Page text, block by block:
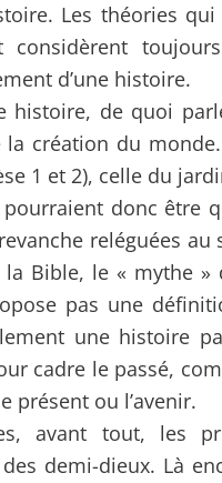
Les théories
considèrent
d’une histoire.
histoire, de quoi
création du
1 et 2), celle du
pourraient donc être
reléguées au
Bible, le « mythe »
pas une
une histoire
cadre le passé,
présent ou l’avenir.
avant tout, les
demi-dieux. Là